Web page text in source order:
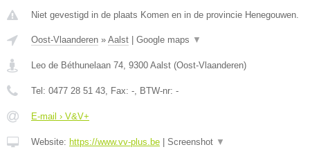
Niet gevestigd in de plaats Komen en in de provincie Henegouwen.
Oost-Vlaanderen » Aalst Google maps ▼
Leo de Béthunelaan 74, 9300 Aalst (Oost-Vlaanderen)
Tel: 0477 28 51 43, Fax: -, BTW-nr: -
E-mail › V&V+
Website: https://www.vv-plus.be Screenshot ▼